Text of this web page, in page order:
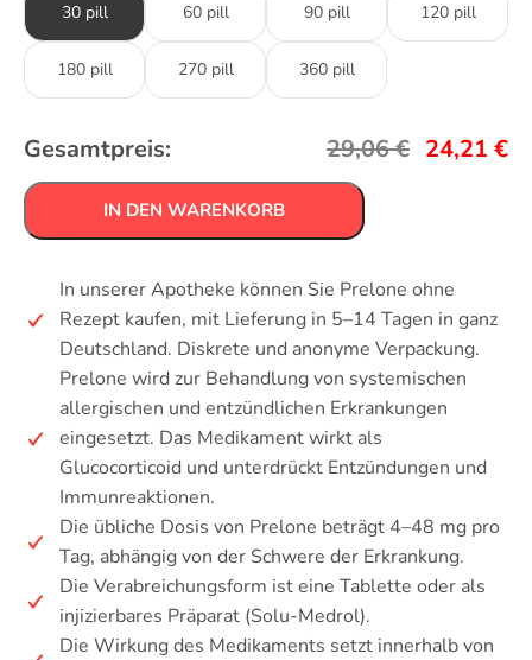
30 pill 60 pill 90 pill 120 pill
180 pill 270 pill 360 pill
Gesamtpreis: 29,06€ 24,21 €
IN DEN WARENKORB
In unserer Apotheke können Sie Prelone ohne
Rezept kaufen, mit Lieferung in 5–14 Tagen in ganz
Deutschland. Diskrete und anonyme Verpackung.
Prelone wird zur Behandlung von systemischen
allergischen und entzündlichen Erkrankungen
eingesetzt. Das Medikament wirkt als
Glucocorticoid und unterdrückt Entzündungen und
Immunreaktionen.
Die übliche Dosis von Prelone beträgt 4–48 mg pro
Tag, abhängig von der Schwere der Erkrankung.
Die Verabreichungsform ist eine Tablette oder als
injizierbares Präparat (Solu-Medrol).
Die Wirkung des Medikaments setzt innerhalb von